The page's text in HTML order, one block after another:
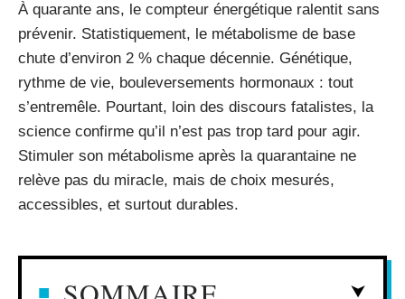
À quarante ans, le compteur énergétique ralentit sans
prévenir. Statistiquement, le métabolisme de base
chute d’environ 2 % chaque décennie. Génétique,
rythme de vie, bouleversements hormonaux : tout
s’entremêle. Pourtant, loin des discours fatalistes, la
science confirme qu’il n’est pas trop tard pour agir.
Stimuler son métabolisme après la quarantaine ne
relève pas du miracle, mais de choix mesurés,
accessibles, et surtout durables.